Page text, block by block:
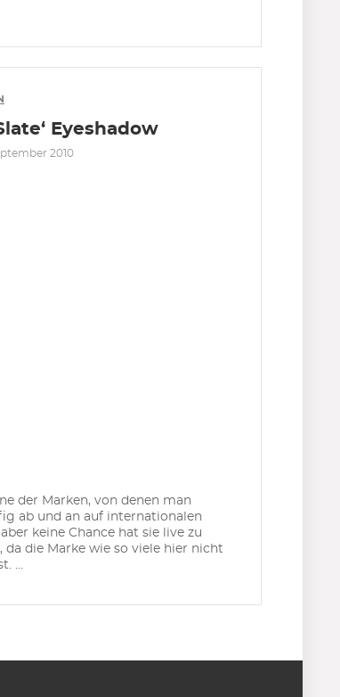
Eyeshadow
2010
der Marken, von denen man
ab und an auf internationalen
keine Chance hat sie live zu
da die Marke wie so viele hier nicht
...